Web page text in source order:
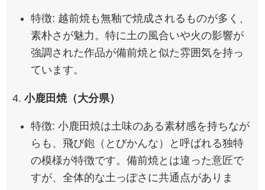
特徴: 越前焼も無釉で焼成されるものが多く、
素朴さが魅力。特に土の風合いや火の影響が
強調された作品が備前焼と似た雰囲気を持っ
ています。
4. 小鹿田焼（大分県）
特徴: 小鹿田焼は土味のある素材感を持ちなが
らも、飛び鉋（とびかんな）と呼ばれる独特
の模様が特徴です。備前焼とは違った意匠で
すが、全体的な土っぽさに共通点がありま